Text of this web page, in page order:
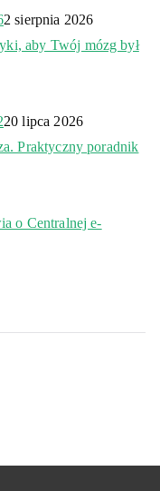
2 sierpnia 2026
aby Twój mózg był
20 lipca 2026
Praktyczny poradnik
o Centralnej e-